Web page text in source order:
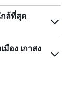
กล้ที่สุด
มือง เกาสง